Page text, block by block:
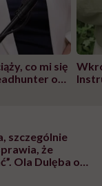
co mi się
o
szczególnie
że
Ola Dulęba o